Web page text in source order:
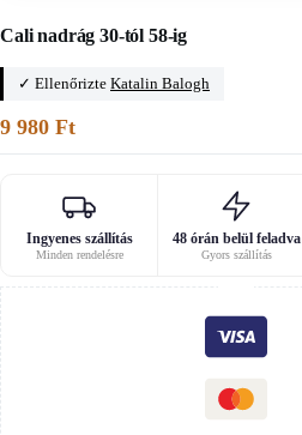
Cali nadrág 30-tól 58-ig
✓ Ellenőrizte Katalin Balogh
9 980 Ft
Ingyenes szállítás
Minden rendelésre
48 órán belül feladva
Gyors szállítás